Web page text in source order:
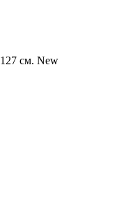
см. New